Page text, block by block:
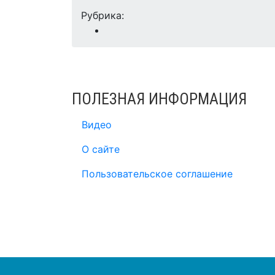
Рубрика:
ПОЛЕЗНАЯ ИНФОРМАЦИЯ
Видео
О сайте
Пользовательское соглашение